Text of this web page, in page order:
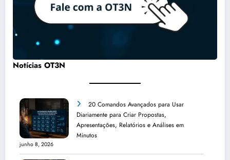
Notícias OT3N
20 Comandos Avançados para Usar
Diariamente para Criar Propostas,
Apresentações, Relatórios e Análises em
Minutos
junho 8, 2026